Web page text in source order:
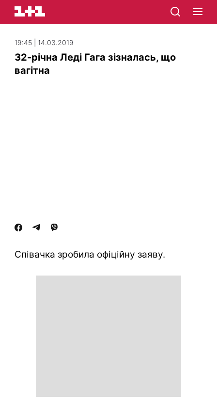
19:45 | 14.03.2019
32-річна Леді Гага зізналась, що
вагітна
Співачка зробила офіційну заяву.